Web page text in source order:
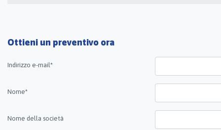
Ottieni un preventivo ora
Indirizzo e-mail*
Nome*
Nome della società